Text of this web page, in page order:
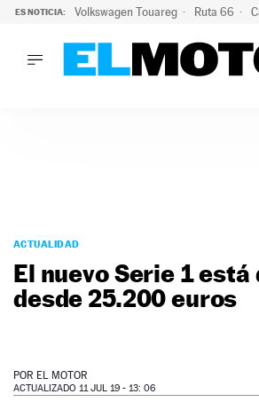
ES NOTICIA: Volkswagen Touareg Ruta 66
PODCAST
MOTOS
TECNOLOGÍA
SERVICIOS
ACTUALIDAD
El nuevo Serie 1
desde 25.200 euros
POR EL MOTOR
ACTUALIZADO 11 JUL 19 - 13: 06